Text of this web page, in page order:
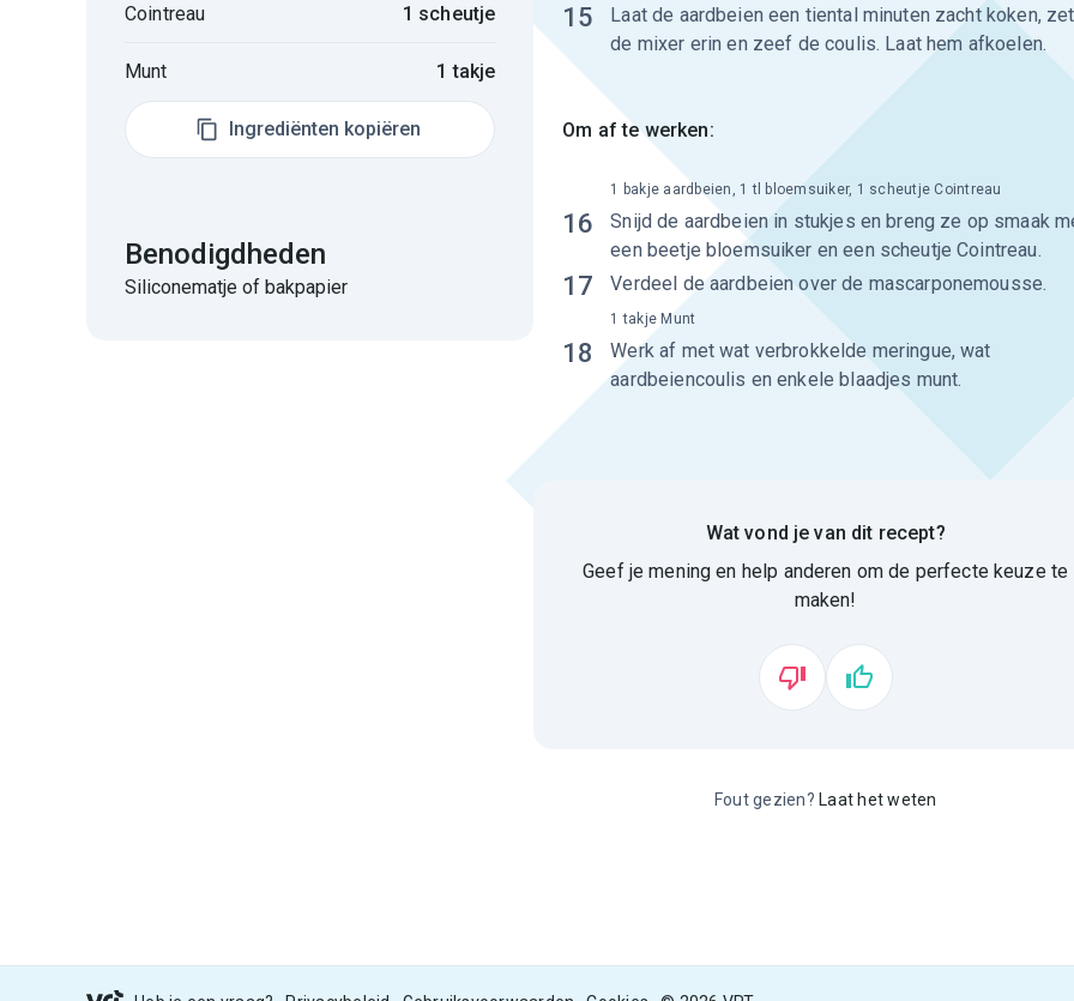
Cointreau 1 scheutje
Munt 1 takje
Ingrediënten kopiëren
Benodigdheden
Siliconematje of bakpapier
15
Laat de aardbeien een tiental minuten zacht koken, zet
de mixer erin en zeef de coulis. Laat hem afkoelen.
Om af te werken:
16
Snijd de aardbeien in stukjes en breng ze op smaak
een beetje bloemsuiker en een scheutje Cointreau.
1 bakje aardbeien, 1 tl bloemsuiker, 1 scheutje Cointreau
17 Verdeel de aardbeien over de mascarponemousse.
18
Werk af met wat verbrokkelde meringue, wat
aardbeiencoulis en enkele blaadjes munt.
1 takje Munt
Wat vond je van dit recept?
Geef je mening en help anderen om de perfecte keuze te
maken!
Fout gezien? Laat het weten